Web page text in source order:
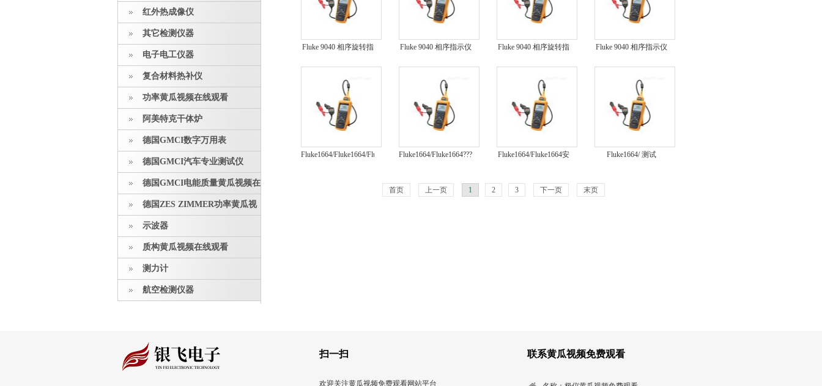
红外热成像仪
其它检测仪器
电子电工仪器
复合材料热补仪
功率黄瓜视频在线观看
阿美特克干体炉
德国GMCI数字万用表
德国GMCI汽车专业测试仪
德国GMCI电能质量黄瓜视频在
线观看德国ZES ZIMMER功率黄瓜视
频在线观看
示波器
质构黄瓜视频在线观看
测力计
航空检测仪器
Fluke 9040 相序旋转指
Fluke 9040 相序指示仪
Fluke 9040 相序旋转指
Fluke 9040 相序指示仪
Fluke1664/Fluke1664/Fluke1664 Fluke1664/Fluke1664???????????????Fluke1664/Fluke1664安
Fluke1664/ 测试
首页 上一页 1 2 3 下一页 末页
扫一扫
欢迎关注黄瓜视频免费观看网站平台
联系黄瓜视频免费观看